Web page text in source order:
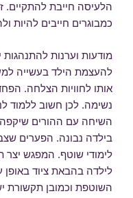
הלעיסה חייבת להתקיים.
כמבוגרים חייבים להיות
מודעות וערנות להתנהגות
להעצמת הילד בעשייה
אותו לחוויות הצלחה.
נשימה. לכן חשוב ללמוד
השיחה עם ההורים
בילדה נבונה. הפערים
לימודי שוטף. המפגש יצר
לילדה בהבאת ציוד
השוטפת וכמובן תקשורת